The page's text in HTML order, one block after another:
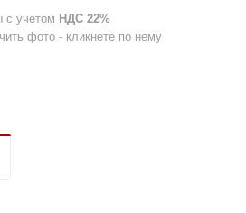
с учетом НДС 22%
фото - кликнете по нему